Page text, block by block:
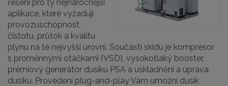
řešení pro ty nejnáročnější
aplikace, které vyžadují
provozuschopnost,
čistotu, průtok a kvalitu
plynu na té nejvyšší úrovni. Součástí skidu je kompresor
s proměnnými otáčkami (VSD), vysokotlaký booster,
prémiový generátor dusíku PSA a uskladnění a úprava
dusíku. Provedení plug-and-play Vám umožní dusík